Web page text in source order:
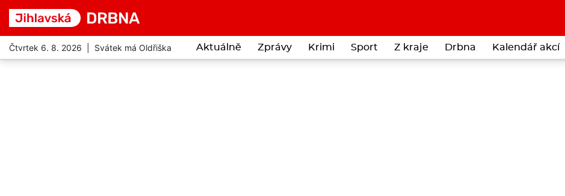
Čtvrtek 6. 8. 2026 | Svátek má Oldřiška Aktuálně Zprávy Krimi Sport Z kraje Drbna Kalendář akcí